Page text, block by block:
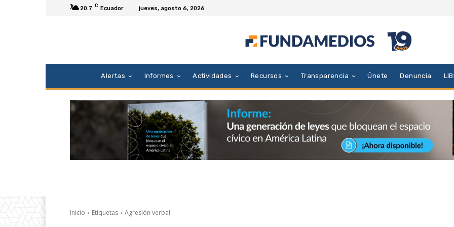
20.7 C Ecuador jueves, agosto 6, 2026
Alertas Informes Actividades Recursos Transparencia Únete Denuncia
Inicio Etiquetas Agresión verbal